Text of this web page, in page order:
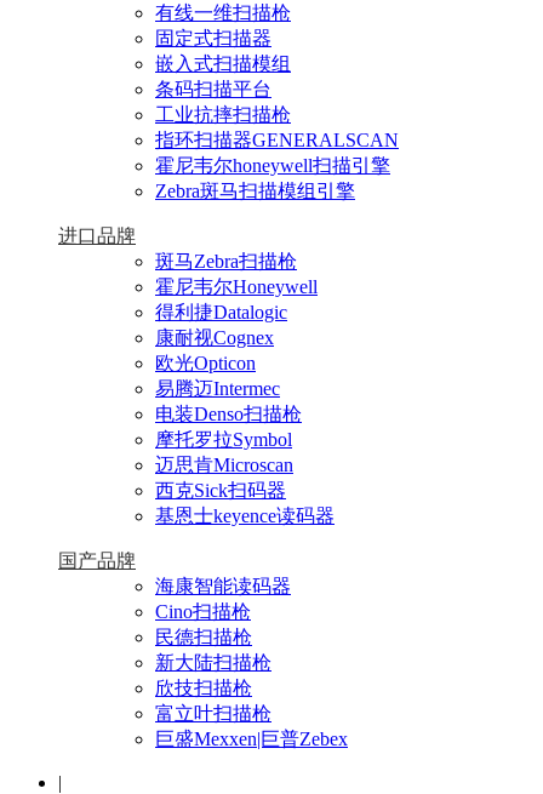
有线一维扫描枪
固定式扫描器
嵌入式扫描模组
条码扫描平台
工业抗摔扫描枪
指环扫描器GENERALSCAN
霍尼韦尔honeywell扫描引擎
Zebra斑马扫描模组引擎
进口品牌
斑马Zebra扫描枪
霍尼韦尔Honeywell
得利捷Datalogic
康耐视Cognex
欧光Opticon
易腾迈Intermec
电装Denso扫描枪
摩托罗拉Symbol
迈思肯Microscan
西克Sick扫码器
基恩士keyence读码器
国产品牌
海康智能读码器
Cino扫描枪
民德扫描枪
新大陆扫描枪
欣技扫描枪
富立叶扫描枪
巨盛Mexxen|巨普Zebex
|